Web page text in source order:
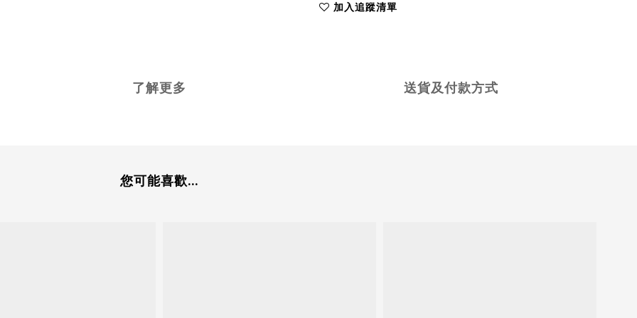
加入追蹤清單
了解更多 送貨及付款方式
您可能喜歡...